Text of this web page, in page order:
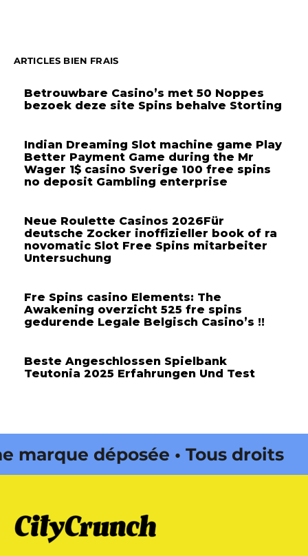
ARTICLES BIEN FRAIS
Betrouwbare Casino’s met 50 Noppes
bezoek deze site Spins behalve Storting
Indian Dreaming Slot machine game Play
Better Payment Game during the Mr
Wager 1$ casino Sverige 100 free spins
no deposit Gambling enterprise
Neue Roulette Casinos 2026Für
deutsche Zocker inoffizieller book of ra
novomatic Slot Free Spins mitarbeiter
Untersuchung
Fre Spins casino Elements: The
Awakening overzicht 525 fre spins
gedurende Legale Belgisch Casino’s !!
Beste Angeschlossen Spielbank
Teutonia 2025 Erfahrungen Und Test
déposée • Tous droits
déposée • Tous droits